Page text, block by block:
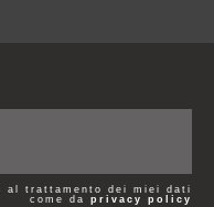
al trattamento dei miei dati
come da privacy policy